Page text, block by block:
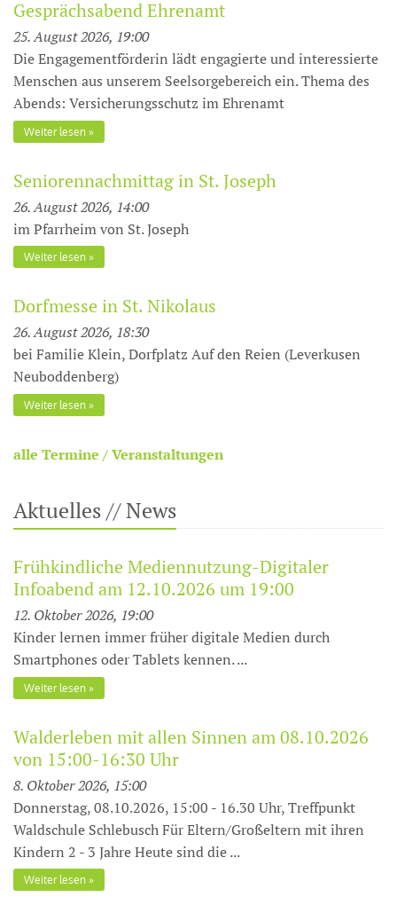
Gesprächsabend Ehrenamt
25. August 2026, 19:00
Die Engagementförderin lädt engagierte und interessierte
Menschen aus unserem Seelsorgebereich ein. Thema des
Abends: Versicherungsschutz im Ehrenamt
Weiter lesen
Seniorennachmittag in St. Joseph
26. August 2026, 14:00
im Pfarrheim von St. Joseph
Weiter lesen
Dorfmesse in St. Nikolaus
26. August 2026, 18:30
bei Familie Klein, Dorfplatz Auf den Reien (Leverkusen
Neuboddenberg)
Weiter lesen
alle Termine / Veranstaltungen
Aktuelles // News
Frühkindliche Mediennutzung-Digitaler
Infoabend am 12.10.2026 um 19:00
12. Oktober 2026, 19:00
Kinder lernen immer früher digitale Medien durch
Smartphones oder Tablets kennen. ...
Weiter lesen
Walderleben mit allen Sinnen am 08.10.2026
von 15:00-16:30 Uhr
8. Oktober 2026, 15:00
Donnerstag, 08.10.2026, 15:00 - 16.30 Uhr, Treffpunkt
Waldschule Schlebusch Für Eltern/Großeltern mit ihren
Kindern 2 - 3 Jahre Heute sind die ...
Weiter lesen